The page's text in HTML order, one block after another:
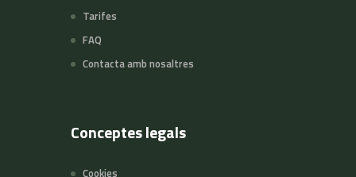
Tarifes
FAQ
Contacta amb nosaltres
Conceptes legals
Cookies